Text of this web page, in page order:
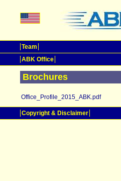
Team
ABK Office
Brochures
Office_Profile_2015_ABK.pdf
Copyright & Disclaimer